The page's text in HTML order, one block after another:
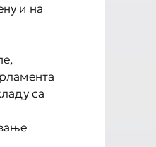
и на
са